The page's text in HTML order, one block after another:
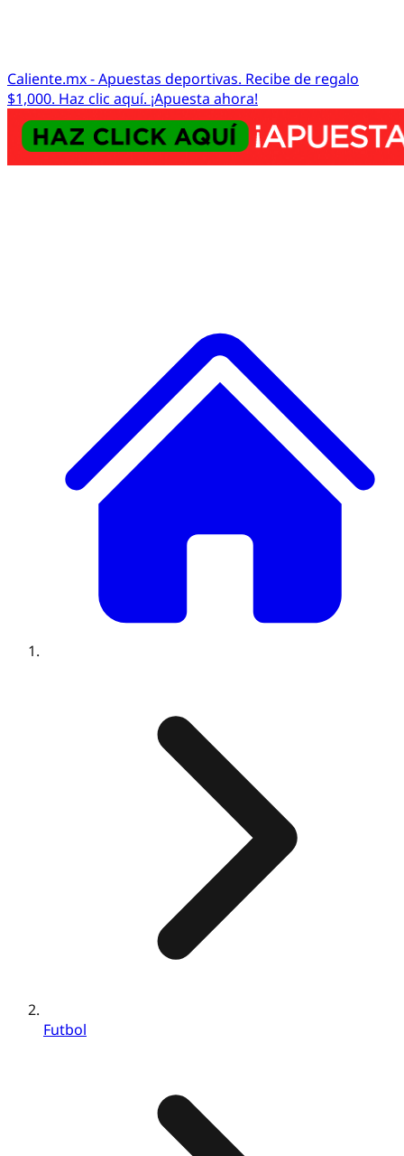
Caliente.mx - Apuestas deportivas. Recibe de regalo
$1,000. Haz clic aquí. ¡Apuesta ahora!
Futbol